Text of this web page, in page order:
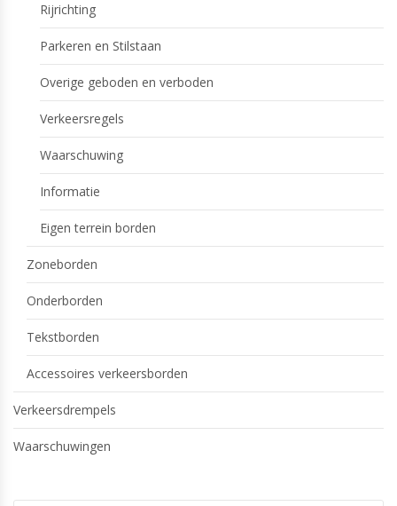
Rijrichting
Parkeren en Stilstaan
Overige geboden en verboden
Verkeersregels
Waarschuwing
Informatie
Eigen terrein borden
Zoneborden
Onderborden
Tekstborden
Accessoires verkeersborden
Verkeersdrempels
Waarschuwingen